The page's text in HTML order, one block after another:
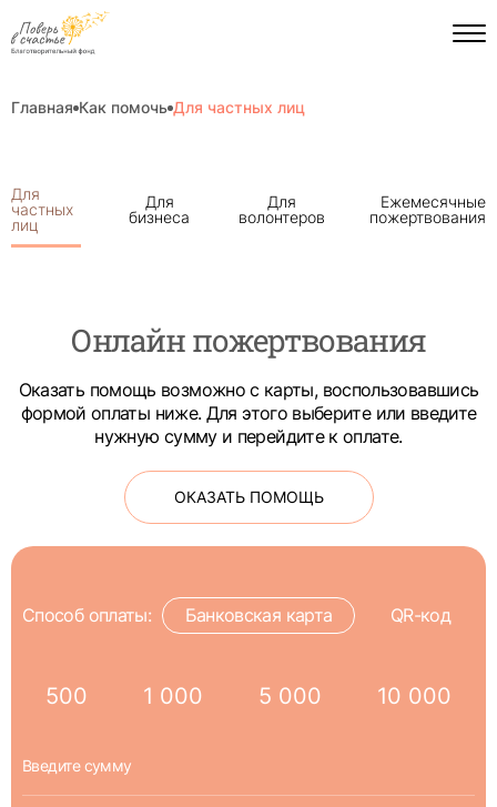
Главная Как помочь Для частных лиц
Пагинация
на
странице
Для
частных
лиц
Для
бизнеса
Для
волонтеров
Ежемесячные
пожертвования
Онлайн пожертвования
Оказать помощь возможно с карты, воспользовавшись
формой оплаты ниже. Для этого выберите или введите
нужную сумму и перейдите к оплате.
ОКАЗАТЬ ПОМОЩЬ
Способ оплаты: Банковская карта QR-код
500 1 000 5 000 10 000